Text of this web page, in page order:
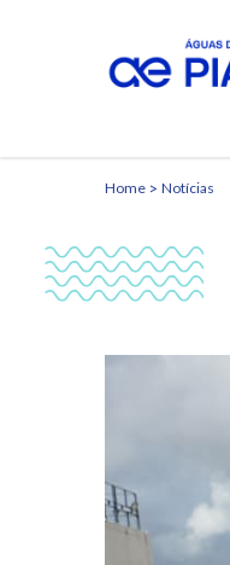
Home Notícias